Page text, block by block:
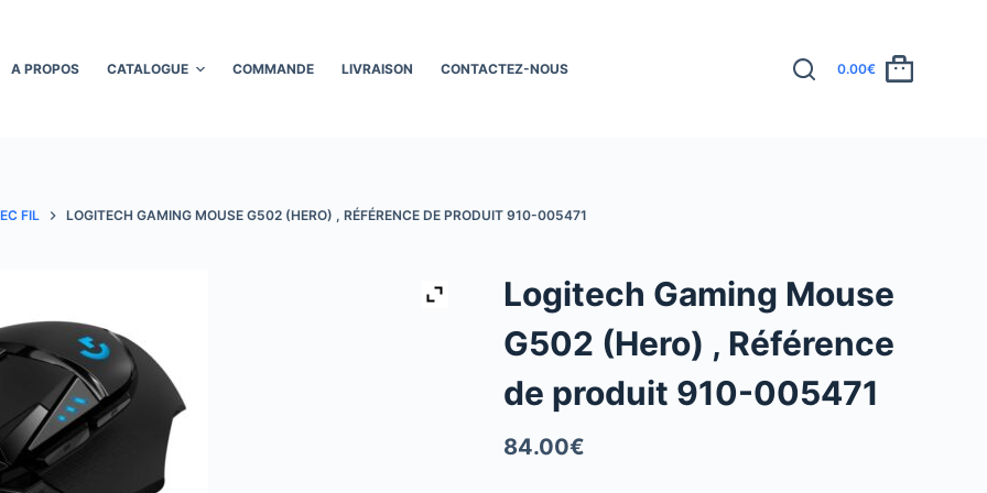
A PROPOS CATALOGUE COMMANDE LIVRAISON CONTACTEZ-NOUS 0.00€
FIL LOGITECH GAMING MOUSE G502 (HERO) , RÉFÉRENCE DE PRODUIT 910-005471
Logitech Gaming Mouse
G502 (Hero) , Référence
de produit 910-005471
84.00€